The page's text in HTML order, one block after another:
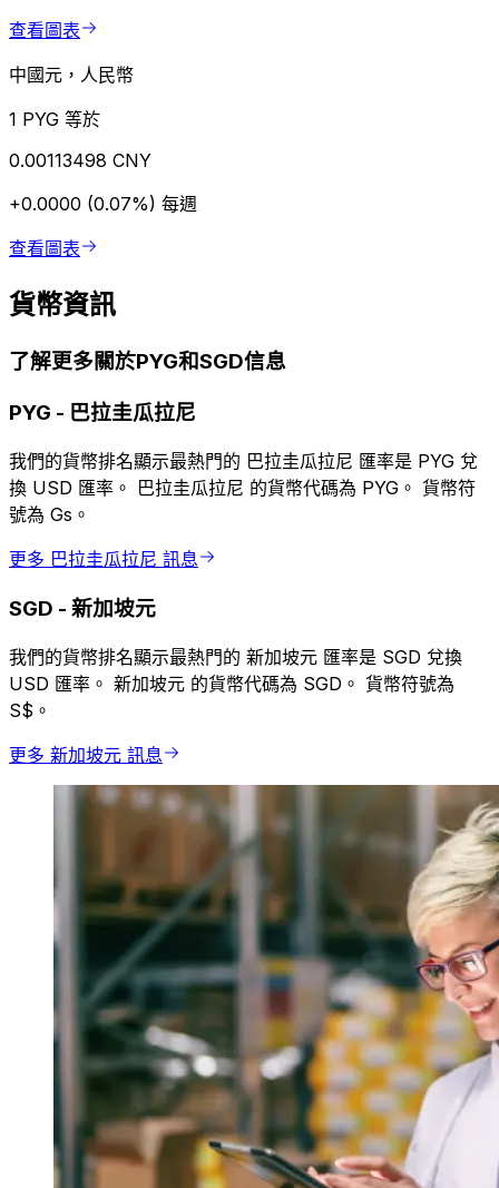
查看圖表
中國元，人民幣
1 PYG 等於
0.00113498 CNY
+0.0000 (0.07%) 每週
查看圖表
貨幣資訊
了解更多關於PYG和SGD信息
PYG - 巴拉圭瓜拉尼
我們的貨幣排名顯示最熱門的 巴拉圭瓜拉尼 匯率是 PYG 兌
換 USD 匯率。 巴拉圭瓜拉尼 的貨幣代碼為 PYG。 貨幣符
號為 Gs。
更多 巴拉圭瓜拉尼 訊息
SGD - 新加坡元
我們的貨幣排名顯示最熱門的 新加坡元 匯率是 SGD 兌換
USD 匯率。 新加坡元 的貨幣代碼為 SGD。 貨幣符號為
S$。
更多 新加坡元 訊息